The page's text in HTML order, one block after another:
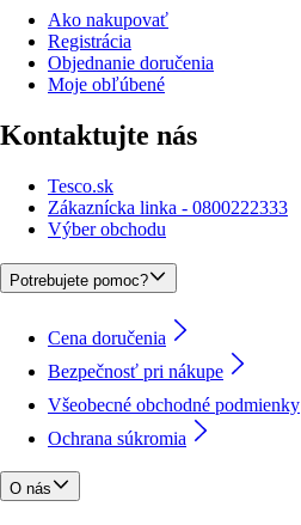
Ako nakupovať
Registrácia
Objednanie doručenia
Moje obľúbené
Kontaktujte nás
Tesco.sk
Zákaznícka linka - 0800222333
Výber obchodu
Potrebujete pomoc?
Cena doručenia
Bezpečnosť pri nákupe
Všeobecné obchodné podmienky
Ochrana súkromia
O nás